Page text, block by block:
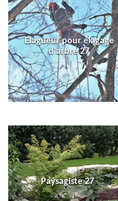
Elagueur pour élagage
d'arbre 27
Paysagiste 27